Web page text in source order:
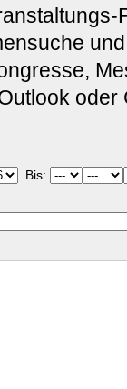
oder
Bis: